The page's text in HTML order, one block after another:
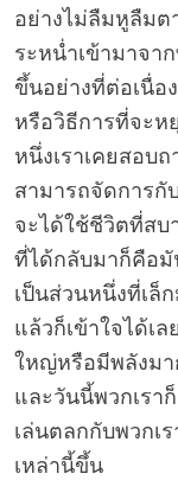
อย่างไม่ลืมหูลืม
ระหน่ำเข้ามาจา
ขึ้นอย่างที่ต่อเนื่อ
หรือวิธีการที่จะห
หนึ่งเราเคยสอบ
สามารถจัดการกั
จะได้ใช้ชีวิตที่สบ
ที่ได้กลับมาก็คือมั
เป็นส่วนหนึ่งที่เล็
แล้วก็เข้าใจได้เ
ใหญ่หรือมีพลังมา
และวันนี้พวกเรา
เล่นตลกกับพวกเ
เหล่านี้ขึ้น